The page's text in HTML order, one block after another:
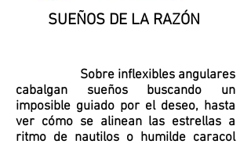
SUEÑOS DE LA RAZÓN
Sobre inflexibles angulares
cabalgan sueños buscando un
imposible guiado por el deseo, hasta
ver cómo se alinean las estrellas a
ritmo de nautilos o humilde caracol